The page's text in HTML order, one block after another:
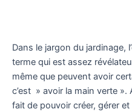
Dans le jargon du jardinage,
terme qui est assez
même que peuvent avoir
c’est » avoir la main verte
fait de pouvoir créer, gérer